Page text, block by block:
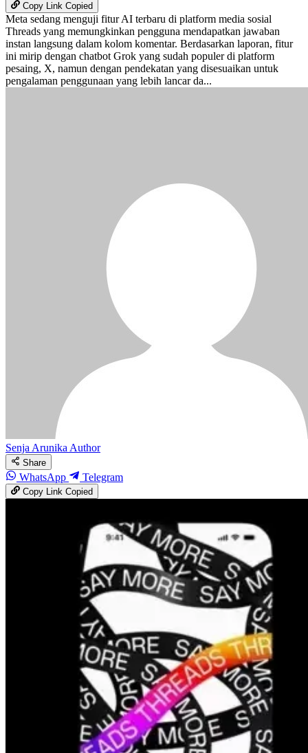
Copy LinkCopied
Meta sedang menguji fitur AI terbaru di platform media sosial
Threads yang memungkinkan pengguna mendapatkan jawaban
instan langsung dalam kolom komentar. Berdasarkan laporan, fitur
ini mirip dengan chatbot Grok yang sudah populer di platform
pesaing, X, namun dengan pendekatan yang disesuaikan untuk
pengalaman penggunaan yang lebih lancar da...
Senja ArunikaAuthor
Share
WhatsApp Telegram
Copy LinkCopied